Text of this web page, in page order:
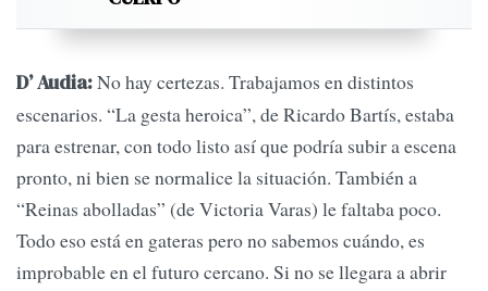
D’ Audia:No hay certezas. Trabajamos en distintos
escenarios. “La gesta heroica”, de Ricardo Bartís, estaba
para estrenar, con todo listo así que podría subir a escena
pronto, ni bien se normalice la situación. También a
“Reinas abolladas” (de Victoria Varas) le faltaba poco.
Todo eso está en gateras pero no sabemos cuándo, es
improbable en el futuro cercano. Si no se llegara a abrir